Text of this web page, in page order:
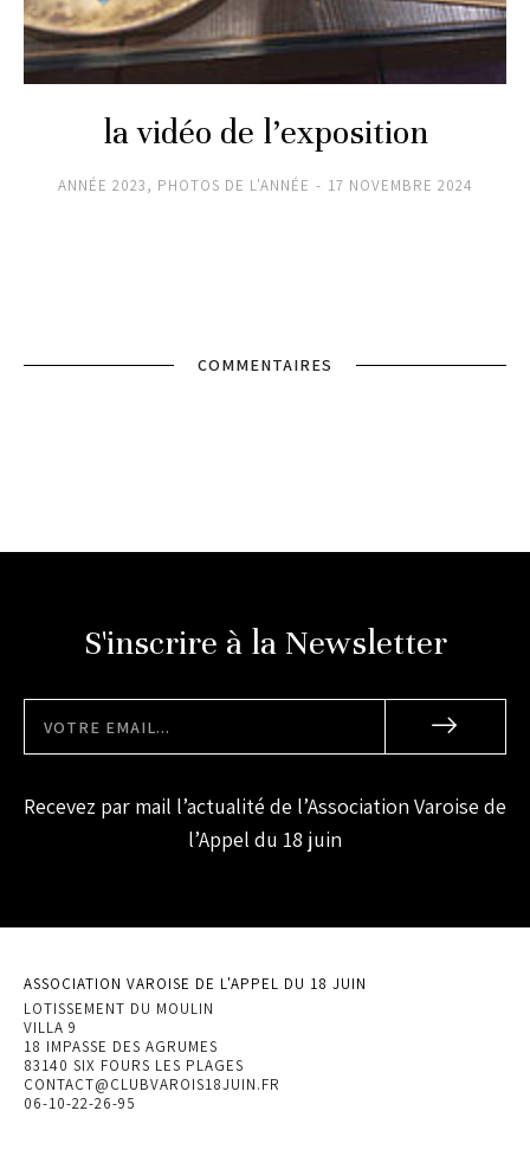
la vidéo de l’exposition
ANNÉE 2023, PHOTOS DE L'ANNÉE 17 NOVEMBRE 2024
COMMENTAIRES
S'inscrire à la Newsletter
Recevez par mail l’actualité de l’Association Varoise de
l’Appel du 18 juin
ASSOCIATION VAROISE DE L'APPEL DU 18 JUIN
LOTISSEMENT DU MOULIN
VILLA 9
18 IMPASSE DES AGRUMES
83140 SIX FOURS LES PLAGES
CONTACT@CLUBVAROIS18JUIN.FR
06-10-22-26-95